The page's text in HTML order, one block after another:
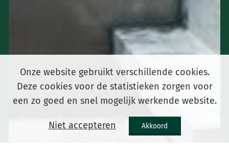
Onze website gebruikt verschillende cookies.
Deze cookies voor de statistieken zorgen voor
een zo goed en snel mogelijk werkende website.
Niet accepteren Akkoord